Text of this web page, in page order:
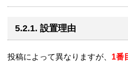
5.2.1. 設置理由
投稿によって異なりますが、 1番